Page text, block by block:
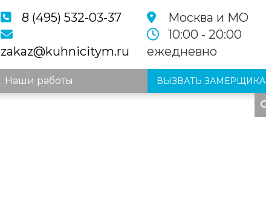
8 (495) 532-03-37
zakaz@kuhnicitym.ru
Москва и МО
10:00 - 20:00
ежедневно
Наши работы ВЫЗВАТЬ ЗАМЕРЩИКА